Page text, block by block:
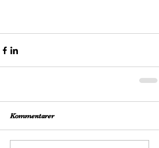
Kommentarer